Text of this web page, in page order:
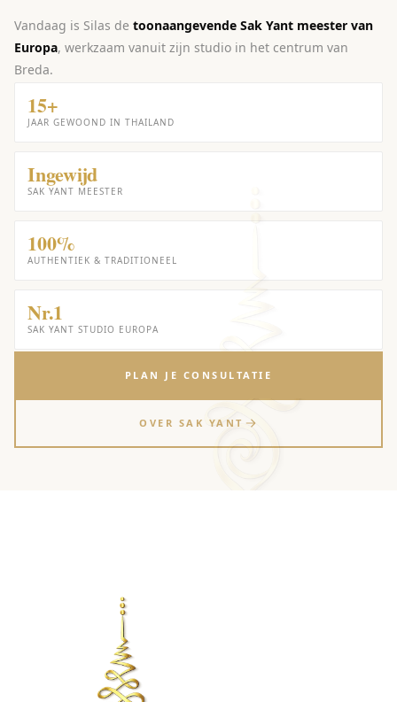
Vandaag is Silas de toonaangevende Sak Yant meester van
Europa, werkzaam vanuit zijn studio in het centrum van
Breda.
15+
JAAR GEWOOND IN THAILAND
Ingewijd
SAK YANT MEESTER
100%
AUTHENTIEK & TRADITIONEEL
Nr.1
SAK YANT STUDIO EUROPA
PLAN JE CONSULTATIE
OVER SAK YANT